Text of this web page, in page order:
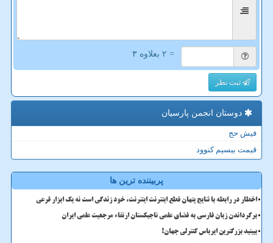
= ۲ بعلاوه ۳
ثبت نظر
دوستان انجمن پارسیان
فیش حج
قیمت بیسیم کنوود
پربیننده ترین ها
اخطار در رابطه با نتایج پنهان قطع اینترنت اینترنت، خود زندگی است نه یک ابزار فرعی
برگرداندن زبان فارسی به فضای علمی تاجیکستان ارتقاء مرجعیت علمی ایران
ببینید بزرگترین ایرباس کنترلی جهان!